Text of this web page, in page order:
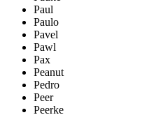
Paul
Paulo
Pavel
Pawl
Pax
Peanut
Pedro
Peer
Peerke